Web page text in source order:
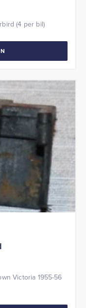
(4 per bil)
Victoria 1955-56